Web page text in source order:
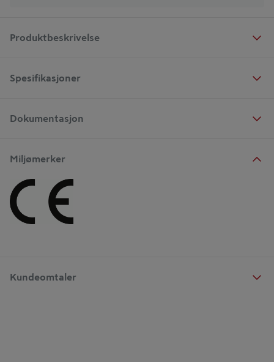
Produktbeskrivelse
Spesifikasjoner
Dokumentasjon
Miljømerker
Kundeomtaler